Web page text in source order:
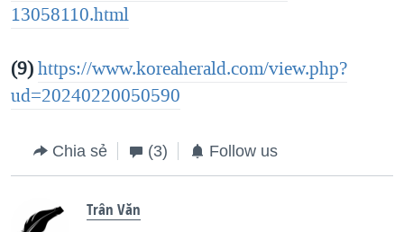
13058110.html
(9)https://www.koreaherald.com/view.php?
ud=20240220050590
Chia sẻ (3) Follow us
Trân Văn